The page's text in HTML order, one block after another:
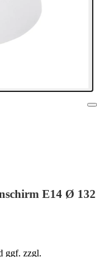
E14 Ø 132
ggf. zzgl.